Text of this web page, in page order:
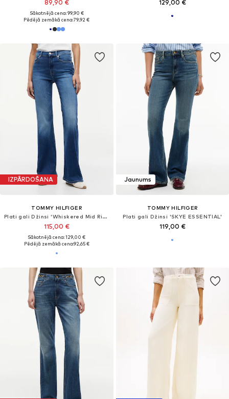
89,90 €
Sākotnējā cena: 99,90 €
Pēdējā zemākā cena:79,92 €
129,00 €
IZPĀRDOŠANA
TOMMY HILFIGER
Plati gali Džinsi 'Whiskered Mid Rise Flared'
115,00 €
Sākotnējā cena: 129,00 €
Pēdējā zemākā cena:92,65 €
Jaunums
TOMMY HILFIGER
Plati gali Džinsi 'SKYE ESSENTIAL'
119,00 €